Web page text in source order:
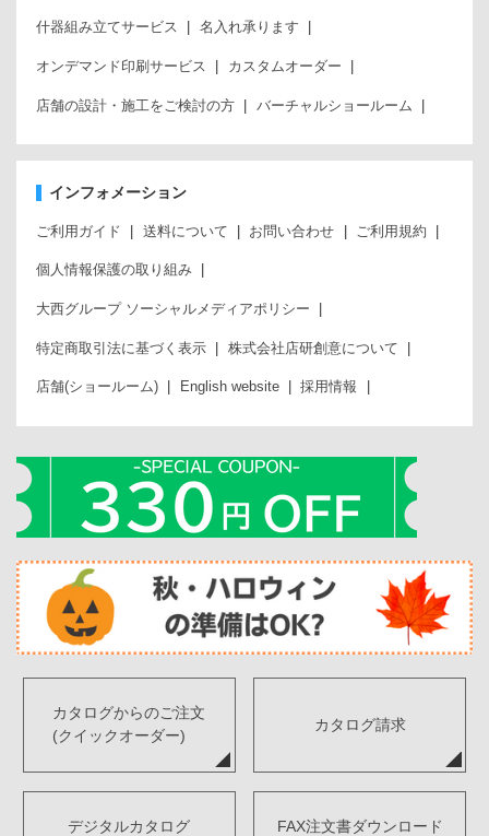
什器組み立てサービス 名入れ承ります
オンデマンド印刷サービス カスタムオーダー
店舗の設計・施工をご検討の方 バーチャルショールーム
インフォメーション
ご利用ガイド 送料について お問い合わせ ご利用規約
個人情報保護の取り組み
大西グループ ソーシャルメディアポリシー
特定商取引法に基づく表示 株式会社店研創意について
店舗(ショールーム) English website 採用情報
カタログからのご注文
(クイックオーダー)
カタログ請求
デジタルカタログ FAX注文書ダウンロード